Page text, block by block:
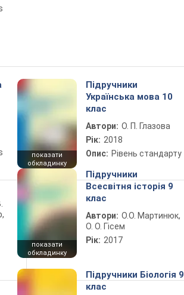
показати
обкладинку
Підручники
Українська мова 10
клас
Автори: О. П. Глазова
Рік: 2018
Опис: Рівень стандарту
показати
обкладинку
Підручники
Всесвітня історія 9
клас
Автори: О.О. Мартинюк,
О. О. Гісем
Рік: 2017
Підручники Біологія 9
клас